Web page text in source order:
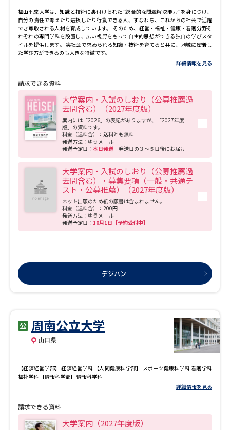
学問の教科書 夢ナビライブ
ユーザーサポート
Ｑ＆Ａ よくあるご質問
資料の料金の
お支払いについて
受付内容・発送状況の確認
テレメール
お支払いサイト
個人情報取扱規定
特定商取引表記
テレメール進学カタログ
訂正のご案内
身につきます。 ◇教育学部棟 実際の教室を再現した模擬授業・保育室、教職課程
専用学修室を配置。さらに、教職関係の資料スペースも設置し、教員採用試験対策
や実践力の強化に最適な学修環境を確保しました。 ◇女子学生寮「淳風寮」（定員
あり） 安価な家賃で遠方からの学生・保護者を経済サポート。全室家具付きで、
入 寮時は生活用品の持込みだけで生活がスタートできます。
福山平成大学は、知識と技術に裏付けられた“総合的な問題解決能力”を身につけ、
自分の責任で考えたり選択したり行動できる人、すなわち、これからの社会で活躍
でき尊敬される人材を育成しています。 そのため、経営・福祉・健康・看護分野そ
れぞれの専門学科を設置し、広い視野をもって自主的思想ができる独自の学びスタ
イルを提供します。 実社会で求められる知識・技術を育てると共に、地域に密着し
た学び方ができるのも大きな特徴です。
詳細情報を見る
請求できる資料
大学案内・入試のしおり（公募推薦過
去問含む）（2027年度版）
案内には「2026」の表記がありますが、「2027年度
版」の資料です。
料金（送料含）：送料とも無料
発送方法：ゆうメール
発送予定日： 本日発送 発送日の３～５日後にお届け
大学案内・入試のしおり（公募推薦過
去問含む）・募集要項（一般・共通テ
スト・公募推薦）（2027年度版）
ネット出願のため紙の願書は含まれません。
料金（送料含）：200円
発送方法：ゆうメール
発送予定日： 10月1日【予約受付中】
デジパン
周南公立大学
山口県
【経済経営学部】 経済経営学科 【人間健康科学部】 スポーツ健康科学科 看護学科
福祉学科 【情報科学部】 情報科学科
詳細情報を見る
請求できる資料
大学案内（2027年度版）